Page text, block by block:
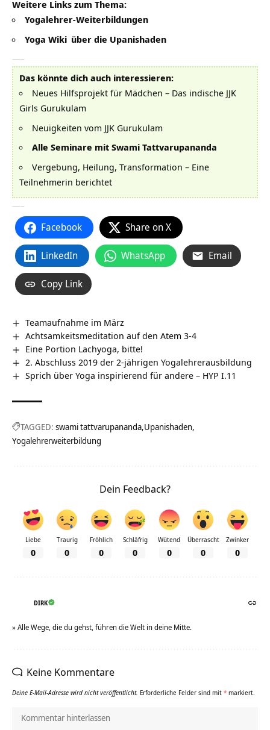
Weitere Links zum Thema:
Yogalehrer-Weiterbildungen
Yoga Wiki über die Upanishaden
—–
Das könnte dich auch interessieren:
Neues Hilfsprojekt für Mädchen – Das indische JJK
Girls Gurukulam
Neuigkeiten vom JJK Gurukulam
Alle Seminare mit Swami Tattvarupananda
Vergebung, Heilung, Transformation – Eine
Teilnehmerin berichtet
—–
Facebook Share on X
LinkedIn WhatsApp Email
Copy Link
Teamaufnahme im März
Achtsamkeitsmeditation auf den Atem 3-4
Eine Portion Lachyoga, bitte!
2. Abschluss 2019 der 2-jährigen Yogalehrerausbildung
Sprich über Yoga inspirierend für andere – HYP I.11
TAGGED: swami tattvarupananda Upanishaden
Yogalehrerweiterbildung
Dein Feedback?
Liebe
0
Traurig
0
Fröhlich
0
Schläfrig
0
Wütend
0
Überrascht
0
Zwinker
0
DIRK
» Alle Wege, die du gehst, führen die Welt in deine Mitte.
Keine Kommentare
Deine E-Mail-Adresse wird nicht veröffentlicht. Erforderliche Felder sind mit * markiert.